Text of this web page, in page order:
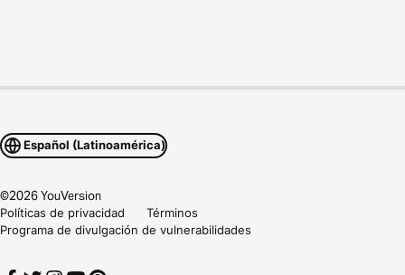
Español (Latinoamérica)
©2026YouVersion
Políticas de privacidad
Términos
Programa de divulgación de vulnerabilidades